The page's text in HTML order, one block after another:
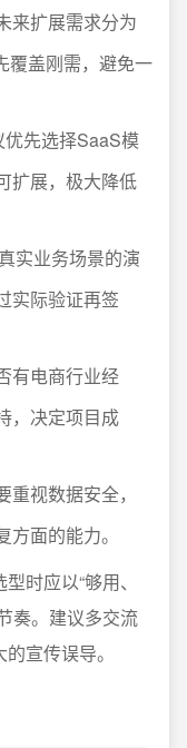
来扩展需求分为
覆盖刚需，避免一
先选择SaaS模
扩展，极大降低
实业务场景的演
实际验证再签
有电商行业经
，决定项目成
重视数据安全，
面的能力。
时应以“够用、
奏。建议多交流
宣传误导。